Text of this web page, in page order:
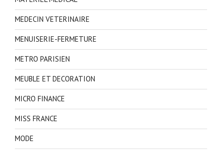
MEDECIN VETERINAIRE
MENUISERIE-FERMETURE
METRO PARISIEN
MEUBLE ET DECORATION
MICRO FINANCE
MISS FRANCE
MODE